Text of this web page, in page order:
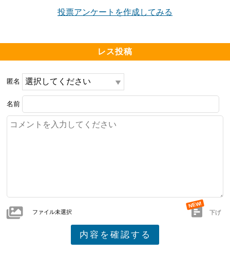
投票アンケートを作成してみる
レス投稿
匿名
名前
ファイル未選択 下げ